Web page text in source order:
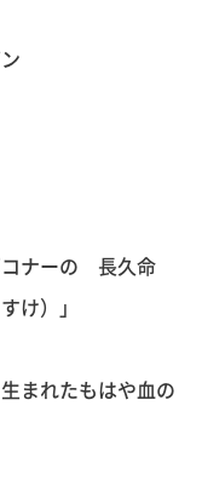
コナーの 長久命
け）」
まれたもはや血の